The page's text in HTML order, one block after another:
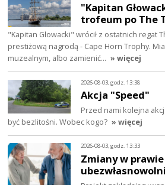
"Kapitan
trofeum po The
"Kapitan Głowacki" wrócił z ostatnich regat
prestiżową nagrodą - Cape Horn Trophy.
muzealnym, albo zamienić… » więcej
2026-08-03, godz. 13:38
Akcja "Speed"
Przed nami kolejna
być bezlitośni. Wobec kogo? » więcej
2026-08-03, godz. 13:33
Zmiany w